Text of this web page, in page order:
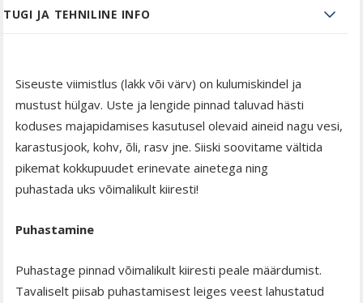
TUGI JA TEHNILINE INFO
Siseuste viimistlus (lakk või värv) on kulumiskindel ja
mustust hülgav. Uste ja lengide pinnad taluvad hästi
koduses majapidamises kasutusel olevaid aineid nagu vesi,
karastusjook, kohv, õli, rasv jne. Siiski soovitame vältida
pikemat kokkupuudet erinevate ainetega ning
puhastada uks võimalikult kiiresti!
Puhastamine
Puhastage pinnad võimalikult kiiresti peale määrdumist.
Tavaliselt piisab puhastamisest leiges veest lahustatud